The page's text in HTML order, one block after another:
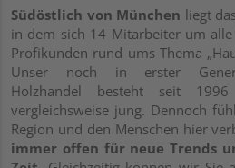
Südöstlich von München liegt
in dem sich 14 Mitarbeiter um
Profikunden rund ums Thema
Unser noch in erster
Holzhandel besteht seit
vergleichsweise jung. Dennoch
Region und den Menschen hier
immer offen für neue Trends